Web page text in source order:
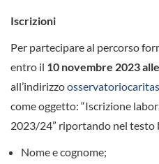
Iscrizioni
Per partecipare al percorso
entro il 10 novembre 2023
all’indirizzo
come oggetto: “Iscrizione
2023/24” riportando nel testo
Nome e cognome;